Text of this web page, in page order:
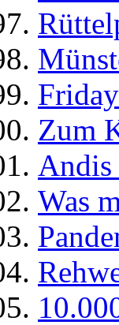
Zum
Was